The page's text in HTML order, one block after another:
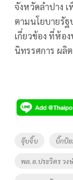
จังหวัดลำปาง
ตามนโยบายรั
เกี่ยวข้อง ที่ห้อ
นิทรรศการ ผลิ
Tags
จุ๊บจิ๊บ บิ๊กป้
พล.อ.ประวิตร วง